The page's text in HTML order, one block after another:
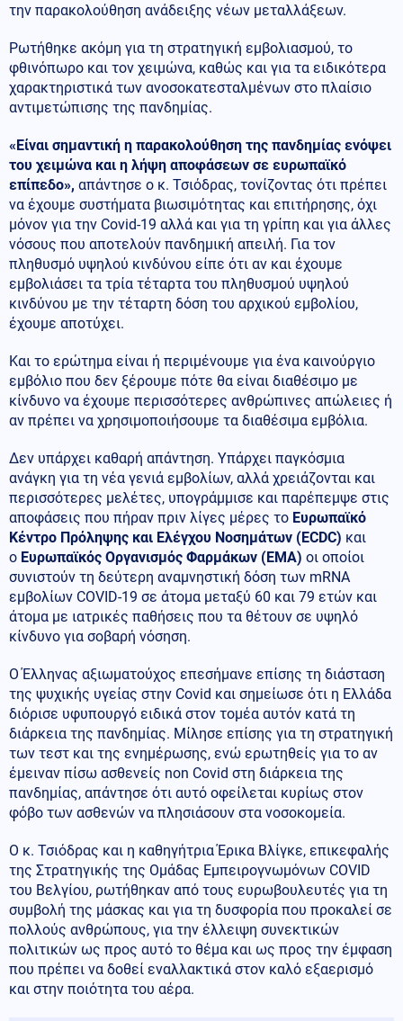
την παρακολούθηση ανάδειξης νέων μεταλλάξεων.
Ρωτήθηκε ακόμη για τη στρατηγική εμβολιασμού, το
φθινόπωρο και τον χειμώνα, καθώς και για τα ειδικότερα
χαρακτηριστικά των ανοσοκατεσταλμένων στο πλαίσιο
αντιμετώπισης της πανδημίας.
«Είναι σημαντική η παρακολούθηση της πανδημίας ενόψει
του χειμώνα και η λήψη αποφάσεων σε ευρωπαϊκό
επίπεδο», απάντησε ο κ. Τσιόδρας, τονίζοντας ότι πρέπει
να έχουμε συστήματα βιωσιμότητας και επιτήρησης, όχι
μόνον για την Covid-19 αλλά και για τη γρίπη και για άλλες
νόσους που αποτελούν πανδημική απειλή. Για τον
πληθυσμό υψηλού κινδύνου είπε ότι αν και έχουμε
εμβολιάσει τα τρία τέταρτα του πληθυσμού υψηλού
κινδύνου με την τέταρτη δόση του αρχικού εμβολίου,
έχουμε αποτύχει.
Και το ερώτημα είναι ή περιμένουμε για ένα καινούργιο
εμβόλιο που δεν ξέρουμε πότε θα είναι διαθέσιμο με
κίνδυνο να έχουμε περισσότερες ανθρώπινες απώλειες ή
αν πρέπει να χρησιμοποιήσουμε τα διαθέσιμα εμβόλια.
Δεν υπάρχει καθαρή απάντηση. Υπάρχει παγκόσμια
ανάγκη για τη νέα γενιά εμβολίων, αλλά χρειάζονται και
περισσότερες μελέτες, υπογράμμισε και παρέπεμψε στις
αποφάσεις που πήραν πριν λίγες μέρες το Ευρωπαϊκό
Κέντρο Πρόληψης και Ελέγχου Νοσημάτων (ECDC) και
ο Ευρωπαϊκός Οργανισμός Φαρμάκων (EMA) οι οποίοι
συνιστούν τη δεύτερη αναμνηστική δόση των mRNA
εμβολίων COVID-19 σε άτομα μεταξύ 60 και 79 ετών και
άτομα με ιατρικές παθήσεις που τα θέτουν σε υψηλό
κίνδυνο για σοβαρή νόσηση.
Ο Έλληνας αξιωματούχος επεσήμανε επίσης τη διάσταση
της ψυχικής υγείας στην Covid και σημείωσε ότι η Ελλάδα
διόρισε υφυπουργό ειδικά στον τομέα αυτόν κατά τη
διάρκεια της πανδημίας. Μίλησε επίσης για τη στρατηγική
των τεστ και της ενημέρωσης, ενώ ερωτηθείς για το αν
έμειναν πίσω ασθενείς non Covid στη διάρκεια της
πανδημίας, απάντησε ότι αυτό οφείλεται κυρίως στον
φόβο των ασθενών να πλησιάσουν στα νοσοκομεία.
Ο κ. Τσιόδρας και η καθηγήτρια Έρικα Βλίγκε, επικεφαλής
της Στρατηγικής της Ομάδας Εμπειρογνωμόνων COVID
του Βελγίου, ρωτήθηκαν από τους ευρωβουλευτές για τη
συμβολή της μάσκας και για τη δυσφορία που προκαλεί σε
πολλούς ανθρώπους, για την έλλειψη συνεκτικών
πολιτικών ως προς αυτό το θέμα και ως προς την έμφαση
που πρέπει να δοθεί εναλλακτικά στον καλό εξαερισμό
και στην ποιότητα του αέρα.